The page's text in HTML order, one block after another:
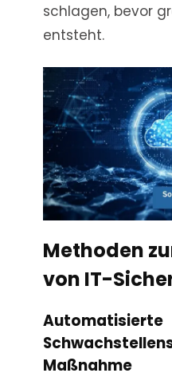
schlagen, bevor
entsteht.
Methoden
von IT-
Automatisierte
Maßnahme